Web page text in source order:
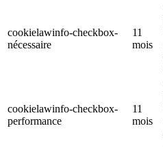
cookielawinfo-checkbox-
nécessaire
11
mois
cookielawinfo-checkbox-
performance
11
mois